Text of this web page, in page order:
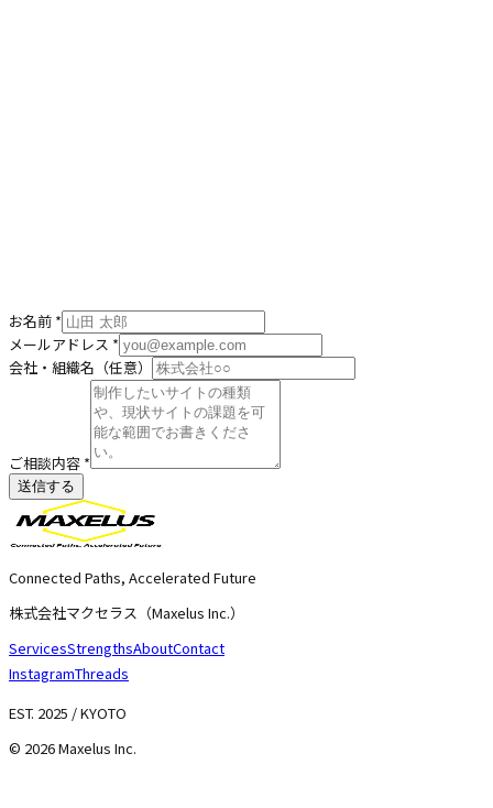
お名前 *
メールアドレス *
会社・組織名（任意）
ご相談内容 *
送信する
Connected Paths, Accelerated Future
株式会社マクセラス（Maxelus Inc.）
ServicesStrengthsAboutContact
InstagramThreads
EST. 2025 / KYOTO
© 2026Maxelus Inc.